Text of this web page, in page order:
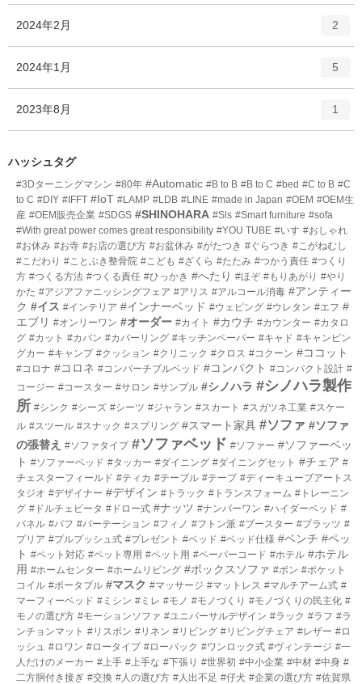
ー
ー
2024年2月
ー
2
2024年1月
ー
5
2023年8月
リ
数
1
ハッシュタグ
#3Dターニングマシン #80年 #Automatic #B to B #B to C #bed #C to B #C
to C #DIY #IFFT #IoT #LAMP #LDB #LINE #made in Japan #OEM #OEM生
産 #OEM販売企業 #SDGS #SHINOHARA #Sls #Smart furniture #sofa
#With great power comes great responsibility #YOU TUBE #いす #おしゃれ
#お休み #お寺 #お店の選び方 #お盆休み #がたつき #ぐらつき #こがねむし
#こだわり #ことぶき整骨院 #こども #ざくら #たたみ #つかう責任 #つくり
方 #つくる方法 #つくる責任 #ひっかき #へたり #ほぞ #もりあがり #やり
かた #アジアファニッシングフェア #アリス #アルコール消毒 #アンティー
ク #イス #インテリア #インナーベッド #ウェピング #ウレタン #エフ #
エブリ #オンリーワン #オーダー #カイト #カウチ #カウンター #カタロ
グ #カット #カバン #カバーリング #キッチンペーパー #キャド #キャンピン
グカー #キャンプ #クッション #クリニック #クロス #コクーン #ココット
#コロナ #コロネ #コンバーチブルベッド #コンパクト #コンパクト設計 #
コージー #コースター #サロン #サンプル #シノハラ #シノハラ製作
所 #シンク #シーズ #シーツ #ジャラン #スカート #スガツネ工業 #スケー
ル #スツール #スナック #スプリング #スマート家具 #ソファ #ソファ
の張替え #ソファタイプ #ソファベッド #ソファー #ソファーベッ
ト #ソファーベッド #タッカー #ダイニング #ダイニングセット #チェア #
チェスターフィールド #ティカ #テーブル #テープ #ディーキューブアートス
タジオ #デザイナー #デザイン #トラック #トランスフォーム #トレーニン
グ #ドルチェビータ #ドロー式 #ナッツ #ナンバーワン #ハイダーベッド #
パネル #パフ #パーテーション #フィノ #フトン派 #ブースター #プラッツ #
プリア #プルプッシュ式 #プレゼント #ベッド #ベッド仕様 #ベンチ #ペッ
ト #ペット対応 #ペット専用 #ペット用 #ペーパーコード #ホテル #ホテル
用 #ホームセンター #ホームリビング #ボックスソファ #ボン #ポケット
コイル #ポータブル #マスク #マッサージ #マットレス #マルチアーム式 #
マーフィーベッド #ミシン #ミレ #モノ #モノづくり #モノづくりの民主化 #
モノの選び方 #モーションソファ #ユニバーサルデザイン #ラック #ラフ #ラ
ンチョンマット #リスボン #リネン #リビング #リビングチェア #レザー #ロ
ッシュ #ロワン #ロータイプ #ローバック #ワンロック式 #ヴィンテージ #一
人だけのメーカー #上手 #上手な #下張り #世界初 #中小企業 #中材 #中身 #
二方胴付き接ぎ #交換 #人の選び方 #人出不足 #仔犬 #企業の選び方 #佐賀県